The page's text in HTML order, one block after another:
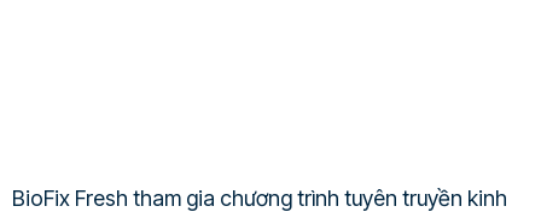
BioFix Fresh tham gia chương trình tuyên truyền kinh